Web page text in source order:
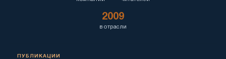
2009
в отрасли
ПУБЛИКАЦИИ